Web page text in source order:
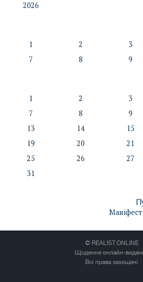
2026
1 2 3
7
8 9
1 2 3
7
8 9
13
14 15
19
20 21
25
26 27
31
© REALIST.ONLINE
Щоденне онлайн-
Всі права захищені